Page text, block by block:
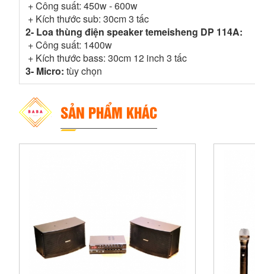
+ Công suất: 450w - 600w
+ Kích thước sub: 30cm 3 tấc
2- Loa thùng điện speaker temeisheng DP 114A:
+ Công suất: 1400w
+ Kích thước bass: 30cm 12 inch 3 tấc
3- Micro: tùy chọn
SẢN PHẨM KHÁC